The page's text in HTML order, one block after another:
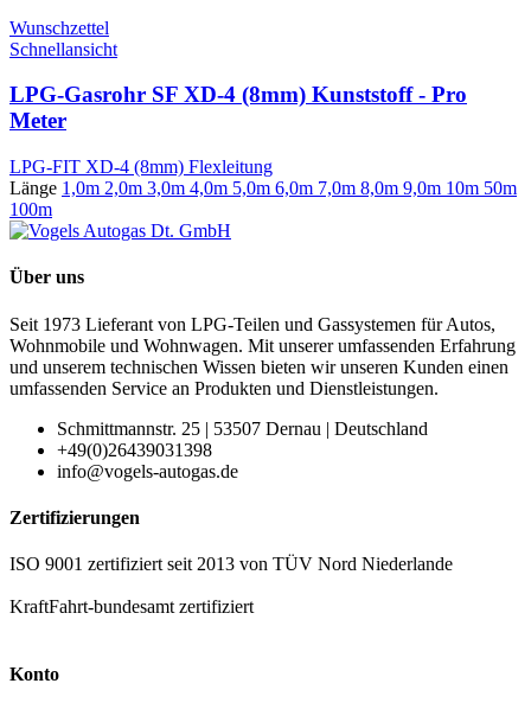
Wunschzettel
Schnellansicht
LPG-Gasrohr SF XD-4 (8mm) Kunststoff - Pro
Meter
LPG-FIT XD-4 (8mm) Flexleitung
Länge 1,0m 2,0m 3,0m 4,0m 5,0m 6,0m 7,0m 8,0m 9,0m 10m 50m
100m
Über uns
Seit 1973 Lieferant von LPG-Teilen und Gassystemen für Autos,
Wohnmobile und Wohnwagen. Mit unserer umfassenden Erfahrung
und unserem technischen Wissen bieten wir unseren Kunden einen
umfassenden Service an Produkten und Dienstleistungen.
Schmittmannstr. 25 | 53507 Dernau | Deutschland
+49(0)26439031398
info@vogels-autogas.de
Zertifizierungen
ISO 9001 zertifiziert seit 2013 von TÜV Nord Niederlande
KraftFahrt-bundesamt zertifiziert
Konto